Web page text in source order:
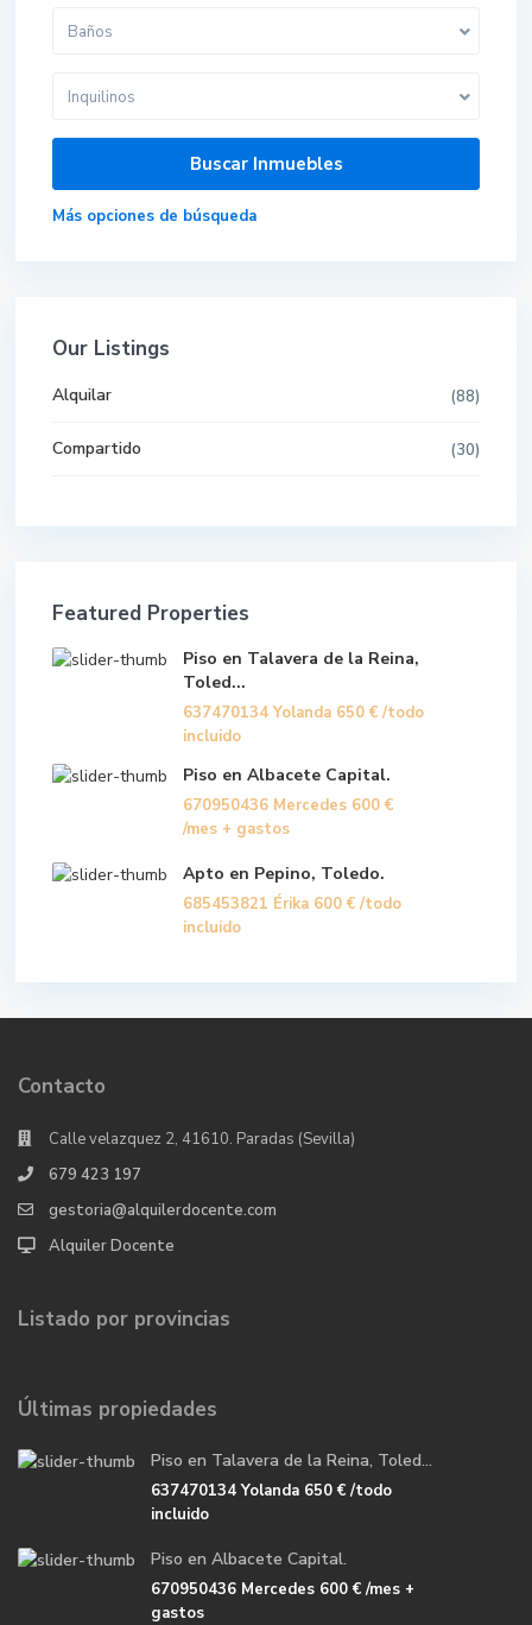
Baños
Inquilinos
Más opciones de búsqueda
Our Listings
Alquilar (88)
Compartido (30)
Featured Properties
Piso en Talavera de la Reina,
Toled...
637470134 Yolanda 650 € /todo
incluido
Piso en Albacete Capital.
670950436 Mercedes 600 €
/mes + gastos
Apto en Pepino, Toledo.
685453821 Érika 600 € /todo
incluido
Contacto
Calle velazquez 2, 41610. Paradas (Sevilla)
679 423 197
gestoria@alquilerdocente.com
Alquiler Docente
Listado por provincias
Últimas propiedades
Piso en Talavera de la Reina, Toled...
637470134 Yolanda 650 €/todo
incluido
Piso en Albacete Capital.
670950436 Mercedes 600 €/mes +
gastos